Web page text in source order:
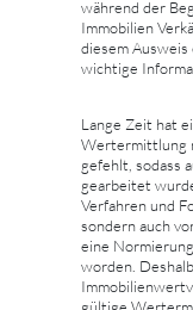
während der
Immobilien
diesem
wichtige
Lange Zeit hat
Wertermittlung
gefehlt, sodass
gearbeitet
Verfahren und
sondern auch
eine
worden.
gültige